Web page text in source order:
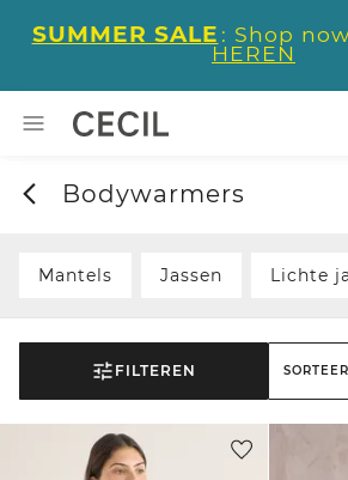
SUMMER SALE : Shop
HEREN
Bodywarmers
Mantels Jassen Lichte
FILTEREN